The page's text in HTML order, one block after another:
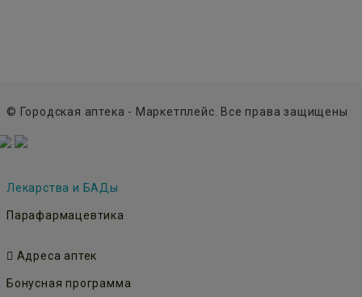
© Городская аптека - Маркетплейс. Все права защищены
Лекарства и БАДы
Парафармацевтика
Адреса аптек
Бонусная программа